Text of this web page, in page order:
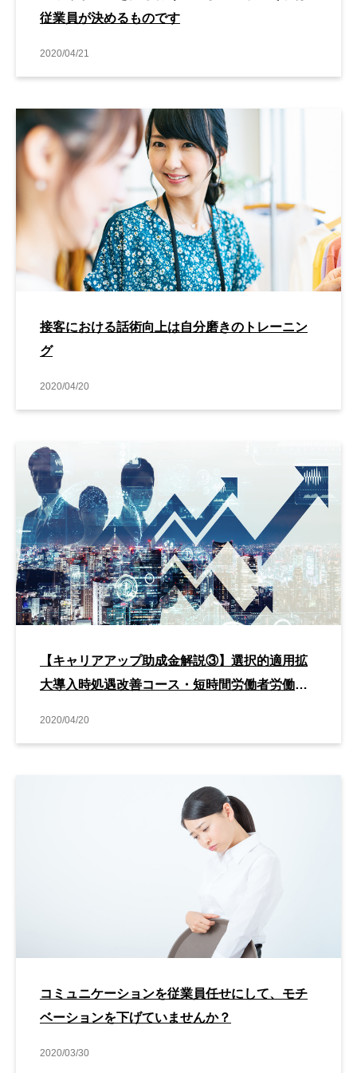
従業員が決めるものです
2020/04/21
接客における話術向上は自分磨きのトレーニン
グ
2020/04/20
【キャリアアップ助成金解説③】選択的適用拡
大導入時処遇改善コース・短時間労働者労働時
2020/04/20
コミュニケーションを従業員任せにして、モチ
ベーションを下げていませんか？
2020/03/30